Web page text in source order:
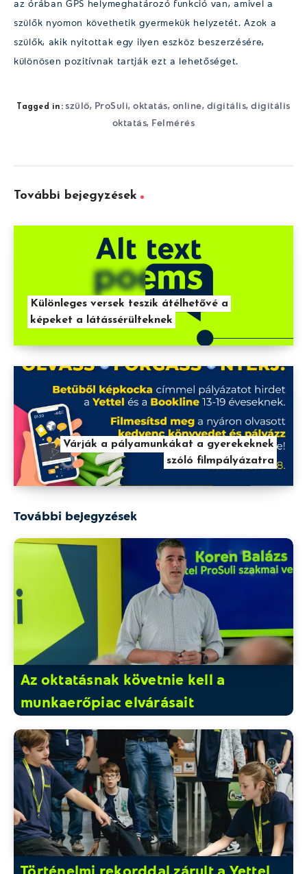
az órában GPS helymeghatározó funkció van, amivel a
szülők nyomon követhetik gyermekük helyzetét. Azok a
szülők, akik nyitottak egy ilyen eszköz beszerzésére,
különösen pozitívnak tartják ezt a lehetőséget.
Tagged in: szülő, ProSuli,oktatás, online, digitális,digitális
oktatás, Felmérés
További bejegyzések
Különleges versek teszik átélhetővé a
képeket a látássérülteknek
Várják a pályamunkákat a gyerekeknek
szóló filmpályázatra
További bejegyzések
Az oktatásnak követnie kell a
munkaerőpiac elvárásait
Történelmi rekorddal zárult a Yettel